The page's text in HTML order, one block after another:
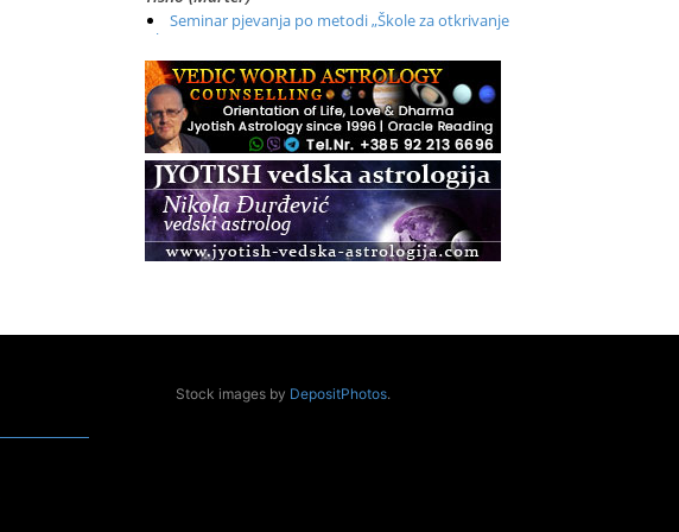
Seminar pjevanja po metodi „Škole za otkrivanje
glasa“
20.08.
Online
Radionica: Pomagači iz drugih dimenzija Online –
otvoreno za sve
21.08.
Zagreb+Online
Osnovni ThetaHealing® tečaj, Zagreb i Online
22.08.
Pula
ZagrebStock images by DepositPhotos.